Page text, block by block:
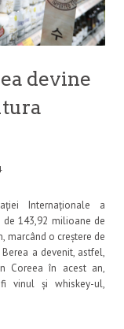
devine
Internaționale a
143,92 milioane de
marcând o creștere de
a devenit, astfel,
Coreea în acest an,
vinul și whiskey-ul,